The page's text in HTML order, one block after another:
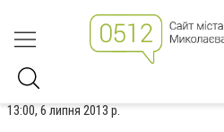
13:00, 6 липня 2013 р.